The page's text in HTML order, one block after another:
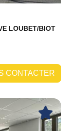
LOUBET/BIOT
CONTACTER